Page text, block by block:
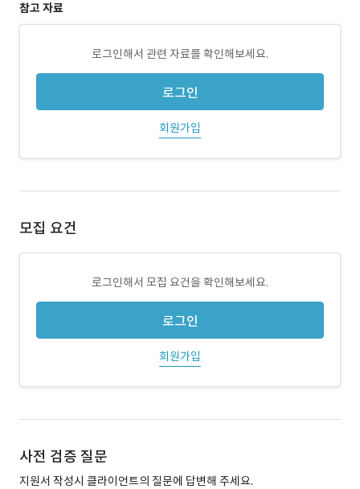
참고 자료
로그인해서 관련 자료를 확인해보세요.
로그인
회원가입
모집 요건
로그인해서 모집 요건을 확인해보세요.
로그인
회원가입
사전 검증 질문
지원서 작성시 클라이언트의 질문에 답변해 주세요.